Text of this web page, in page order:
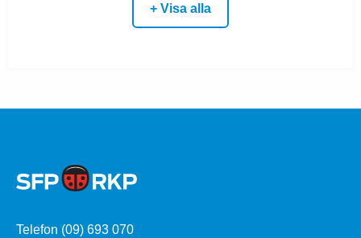
+ Visa alla
Telefon (09) 693 070